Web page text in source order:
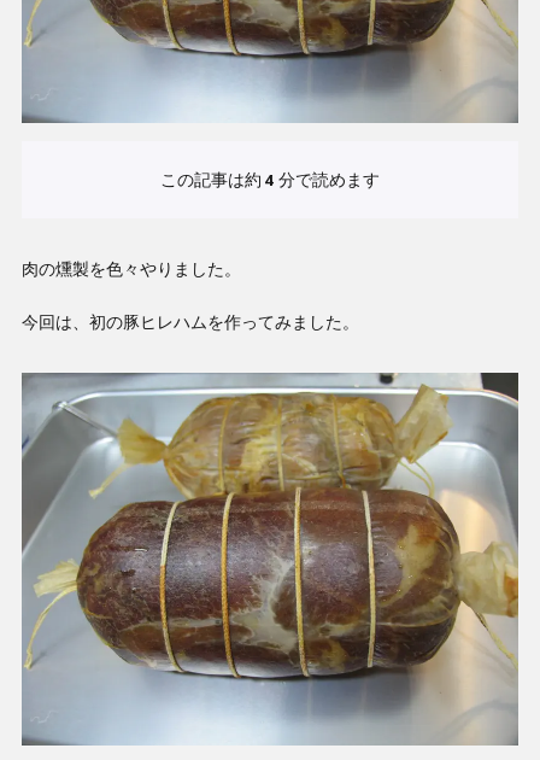
この記事は約 4 分で読めます
肉の燻製を色々やりました。
今回は、初の豚ヒレハムを作ってみました。